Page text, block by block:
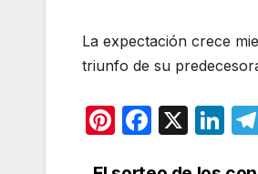
La expectación crece
triunfo de su
Pi F
X
Li